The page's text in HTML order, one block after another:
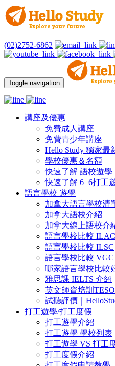
(02)2752-6862
Toggle navigation
講座及優惠
免費成人講座
免費青少年講座
Hello Study 獨家最
學校優惠＆名額
快速了解 語校遊學
快速了解 6+6打工
語言學校 遊學
加拿大語言學校清
加拿大語校介紹
加拿大線上語校介
語言學校比較 ILAC
語言學校比較 ILSC
語言學校比較 VGC
哪家語言學校比較
雅思課 IELTS 介紹
英文師資培訓
試聽評價｜
打工遊學/打工度假
打工遊學介紹
打工遊學 學校列表
打工遊學 VS 打工
打工度假介紹